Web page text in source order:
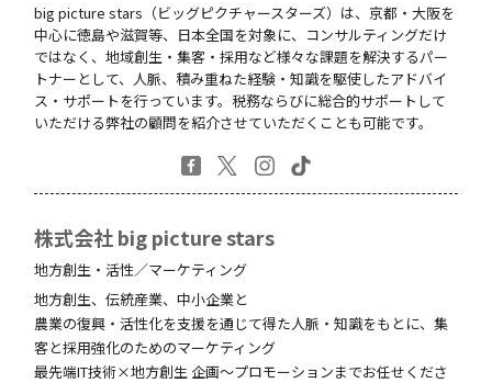
big picture stars（ビッグピクチャースターズ）は、京都・大阪を
中心に徳島や滋賀等、日本全国を対象に、コンサルティングだけ
ではなく、地域創生・集客・採用など様々な課題を解決するパー
トナーとして、人脈、積み重ねた経験・知識を駆使したアドバイ
ス・サポートを行っています。税務ならびに総合的サポートして
いただける弊社の顧問を紹介させていただくことも可能です。
株式会社 big picture stars
地方創生・活性／マーケティング
地方創生、伝統産業、中小企業と
農業の復興・活性化を支援を通じて得た人脈・知識をもとに、集
客と採用強化のためのマーケティング
最先端IT技術×地方創生 企画～プロモーションまでお任せくださ